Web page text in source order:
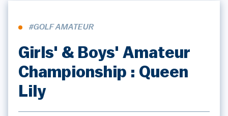
#GOLF AMATEUR
Girls' & Boys' Amateur
Championship : Queen
Lily